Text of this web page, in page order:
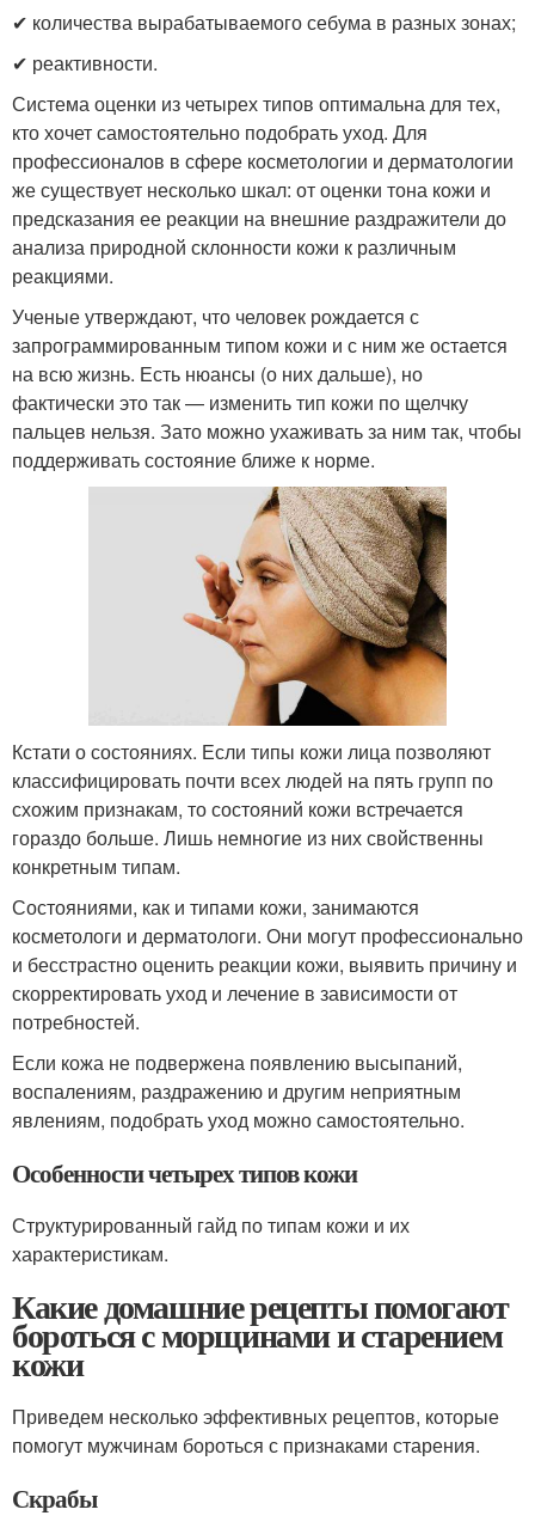
✔ количества вырабатываемого себума в разных зонах;
✔ реактивности.
Система оценки из четырех типов оптимальна для тех,
кто хочет самостоятельно подобрать уход. Для
профессионалов в сфере косметологии и дерматологии
же существует несколько шкал: от оценки тона кожи и
предсказания ее реакции на внешние раздражители до
анализа природной склонности кожи к различным
реакциями.
Ученые утверждают, что человек рождается с
запрограммированным типом кожи и с ним же остается
на всю жизнь. Есть нюансы (о них дальше), но
фактически это так — изменить тип кожи по щелчку
пальцев нельзя. Зато можно ухаживать за ним так, чтобы
поддерживать состояние ближе к норме.
Кстати о состояниях. Если типы кожи лица позволяют
классифицировать почти всех людей на пять групп по
схожим признакам, то состояний кожи встречается
гораздо больше. Лишь немногие из них свойственны
конкретным типам.
Состояниями, как и типами кожи, занимаются
косметологи и дерматологи. Они могут профессионально
и бесстрастно оценить реакции кожи, выявить причину и
скорректировать уход и лечение в зависимости от
потребностей.
Если кожа не подвержена появлению высыпаний,
воспалениям, раздражению и другим неприятным
явлениям, подобрать уход можно самостоятельно.
Особенности четырех типов кожи
Структурированный гайд по типам кожи и их
характеристикам.
Какие домашние рецепты помогают
бороться с морщинами и старением
кожи
Приведем несколько эффективных рецептов, которые
помогут мужчинам бороться с признаками старения.
Скрабы